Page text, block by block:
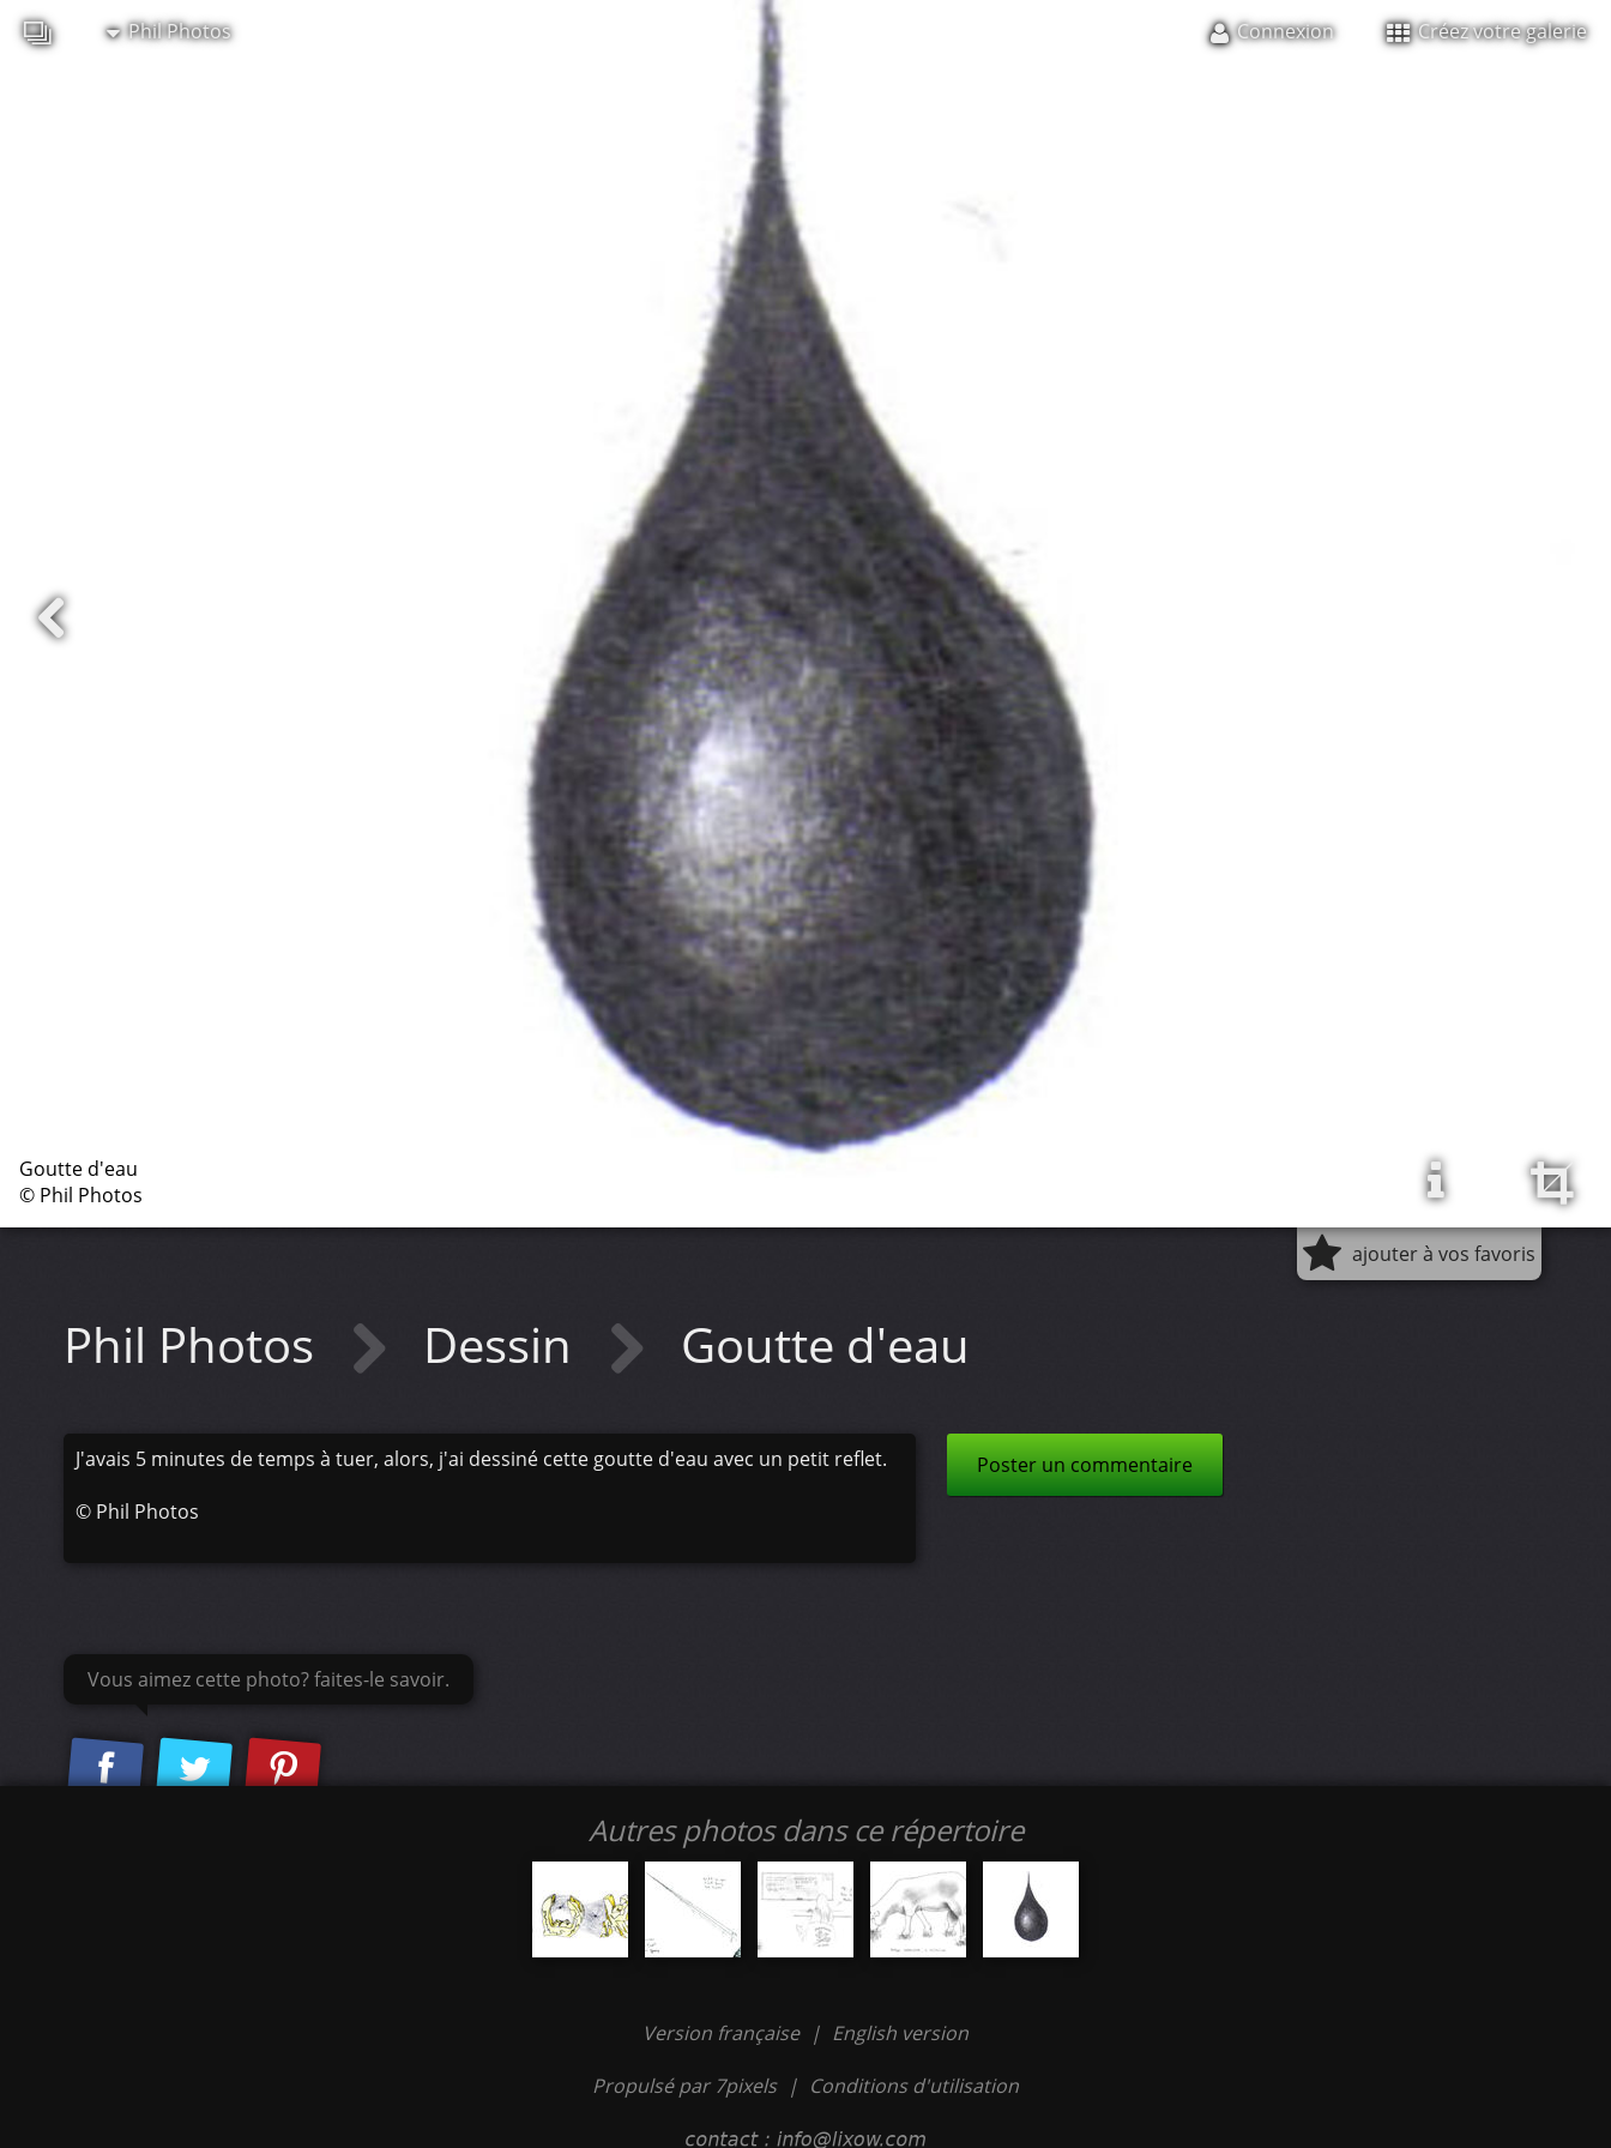
Phil Photos Connexion Créez votre galerie
Goutte d'eau
© Phil Photos
ajouter à vos favoris
Phil Photos Dessin Goutte d'eau
J'avais 5 minutes de temps à tuer, alors, j'ai dessiné cette goutte d'eau avec un petit reflet.
© Phil Photos
Poster un commentaire
Vous aimez cette photo? faites-le savoir.
Autres photos dans ce répertoire
Version française | English version
Propulsé par 7pixels | Conditions d'utilisation